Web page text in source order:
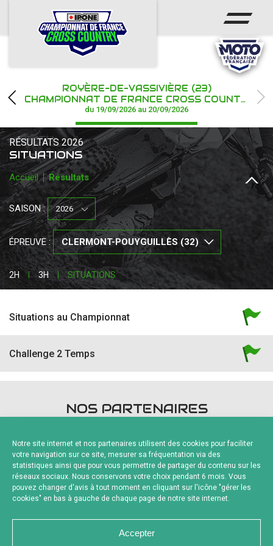
Notre site internet et nos partenaires utilisent des cookies pour faciliter
votre navigation sur ce site, mesurer sa fréquentation via des
statistiques ainsi que pour vous permettre de partager du contenu sur les
réseaux sociaux. Nous conservons votre choix pendant 6 mois. Vous
pouvez changer d'avis à tout moment en cliquant sur l'icône "gérer les
cookies" en bas à gauche de chaque page de notre site internet.
Accepter
ACCUEIL
ACTUS
CHAMPIONNAT
RÉSULTATS
PHOTOS / WEB TV
PARTENAIRES
ROYÈRE-DE-VASSIVIÈRE (23)
CHAMPIONNAT DE FRANCE CROSS COUNTRY IPONE
du 19/09/2026 au 20/09/2026
RÉSULTATS 2026
SITUATIONS
Accueil Résultats
SAISON :
ÉPREUVE :
2H 3H SITUATIONS
Situations au Championnat
Challenge 2 Temps
NOS PARTENAIRES
Fournisseurs Officiels